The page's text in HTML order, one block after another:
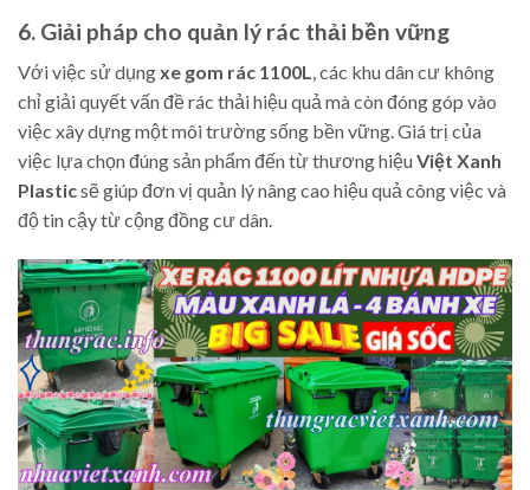
6. Giải pháp cho quản lý rác thải bền vững
Với việc sử dụngxe gom rác 1100L, các khu dân cư không
chỉ giải quyết vấn đề rác thải hiệu quả mà còn đóng góp vào
việc xây dựng một môi trường sống bền vững. Giá trị của
việc lựa chọn đúng sản phẩm đến từ thương hiệuViệt Xanh
Plasticsẽ giúp đơn vị quản lý nâng cao hiệu quả công việc và
độ tin cậy từ cộng đồng cư dân.